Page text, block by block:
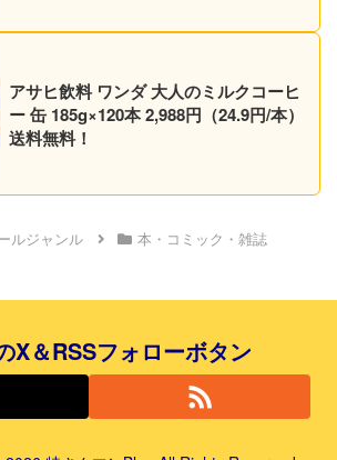
アサヒ飲料 ワンダ 大人のミルクコーヒ
ー 缶 185g×120本 2,988円（24.9円/本）
送料無料！
ルジャンル 本・コミック・雑誌
X＆RSSフォローボタン